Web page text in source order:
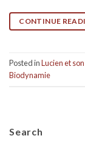
CONTINUE
Posted inLucien et
Biodynamie
Search